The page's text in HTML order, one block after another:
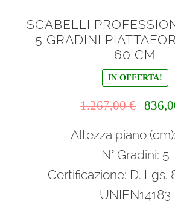
SGABELLI
5 GRADINI
60 CM
IN OFFERTA!
1.267,00€
originale
era:
1.267,00
Altezza piano
N° Gradini: 5
Certificazione: D. Lgs.
UNIEN14183